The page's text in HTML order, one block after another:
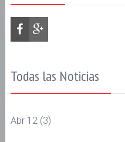
Todas las Noticias
Abr 12(3)